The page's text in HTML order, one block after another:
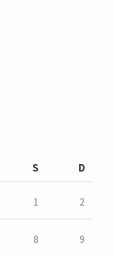
S D
1 2
8 9